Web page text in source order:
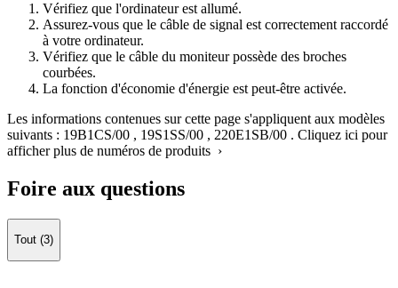
Vérifiez que l'ordinateur est allumé.
Assurez-vous que le câble de signal est correctement raccordé
à votre ordinateur.
Vérifiez que le câble du moniteur possède des broches
courbées.
La fonction d'économie d'énergie est peut-être activée.
Les informations contenues sur cette page s'appliquent aux modèles
suivants : 19B1CS/00 , 19S1SS/00 , 220E1SB/00 . Cliquez ici pour
afficher plus de numéros de produits ›
Foire aux questions
Tout (3)